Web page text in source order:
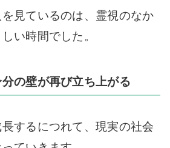
見ているのは、霊視のなか
い時間でした。
の壁が再び立ち上がる
するにつれて、現実の社会